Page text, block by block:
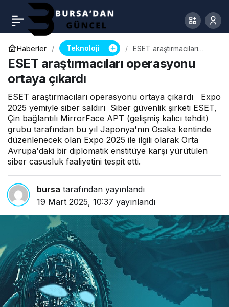
Haberler Teknoloji
ESET araştırmacıları
çıkardı
ESET araştırmacıları operasyonu
ortaya çıkardı
ESET araştırmacıları operasyonu ortaya çıkardı Expo
2025 yemiyle siber saldırı Siber güvenlik şirketi ESET,
Çin bağlantılı MirrorFace APT (gelişmiş kalıcı tehdit)
grubu tarafından bu yıl Japonya'nın Osaka kentinde
düzenlenecek olan Expo 2025 ile ilgili olarak Orta
Avrupa'daki bir diplomatik enstitüye karşı yürütülen
siber casusluk faaliyetini tespit etti.
bursa tarafından yayınlandı
19 Mart 2025, 10:37 yayınlandı